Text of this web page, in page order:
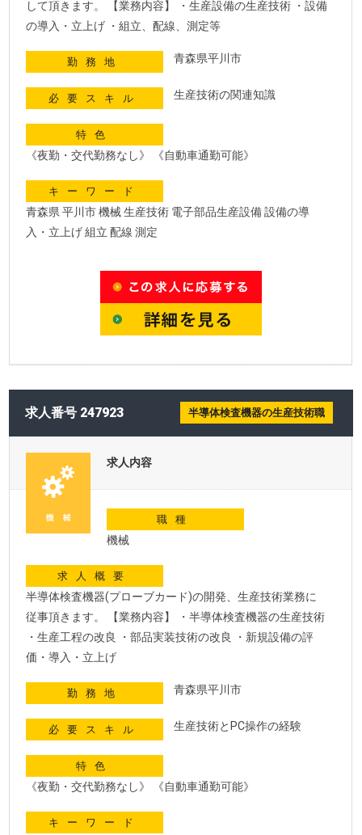
して頂きます。 【業務内容】 ・生産設備の生産技術 ・設備
の導入・立上げ ・組立、配線、測定等
勤務地 青森県平川市
必要スキル 生産技術の関連知識
特色
《夜勤・交代勤務なし》 《自動車通勤可能》
キーワード
青森県 平川市 機械 生産技術 電子部品生産設備 設備の導
入・立上げ 組立 配線 測定
求人番号 247923 半導体検査機器の生産技術職
求人内容
職種
機械
求人概要
半導体検査機器(プローブカード)の開発、生産技術業務に
従事頂きます。 【業務内容】 ・半導体検査機器の生産技術
・生産工程の改良 ・部品実装技術の改良 ・新規設備の評
価・導入・立上げ
勤務地 青森県平川市
必要スキル 生産技術とPC操作の経験
特色
《夜勤・交代勤務なし》 《自動車通勤可能》
キーワード